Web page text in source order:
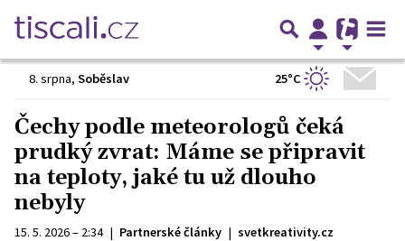
8. srpna, Soběslav 25°C
Čechy podle meteorologů čeká
prudký zvrat: Máme se připravit
na teploty, jaké tu už dlouho
nebyly
15. 5. 2026 – 2:34 | Partnerské články | svetkreativity.cz